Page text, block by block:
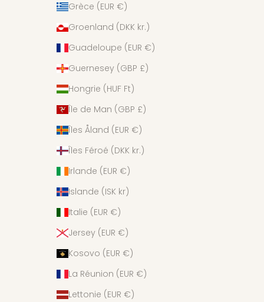
Grèce (EUR €)
Groenland (DKK kr.)
Guadeloupe (EUR €)
Guernesey (GBP £)
Hongrie (HUF Ft)
Île de Man (GBP £)
Îles Åland (EUR €)
Îles Féroé (DKK kr.)
Irlande (EUR €)
Islande (ISK kr)
Italie (EUR €)
Jersey (EUR €)
Kosovo (EUR €)
La Réunion (EUR €)
Lettonie (EUR €)